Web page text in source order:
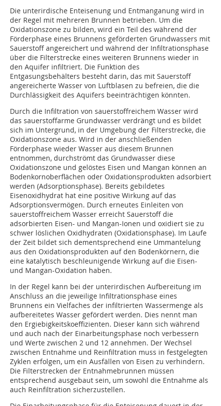
Die unterirdische Enteisenung und Entmanganung wird in
der Regel mit mehreren Brunnen betrieben. Um die
Oxidationszone zu bilden, wird ein Teil des während der
Förderphase eines Brunnens geförderten Grundwassers mit
Sauerstoff angereichert und während der Infiltrationsphase
über die Filterstrecke eines weiteren Brunnens wieder in
den Aquifer infiltriert. Die Funktion des
Entgasungsbehälters besteht darin, das mit Sauerstoff
angereicherte Wasser von Luftblasen zu befreien, die die
Durchlässigkeit des Aquifers beeinträchtigen könnten.
Durch die Infiltration von sauerstoffreichem Wasser wird
das sauerstoffarme Grundwasser verdrängt und es bildet
sich im Untergrund, in der Umgebung der Filterstrecke, die
Oxidationszone aus. Wird in der anschließenden
Förderphase wieder Wasser aus diesem Brunnen
entnommen, durchströmt das Grundwasser diese
Oxidationszone und gelöstes Eisen und Mangan können an
Bodenkornoberflächen oder Oxidationsprodukten adsorbiert
werden (Adsorptionsphase). Bereits gebildetes
Eisenoxidhydrat hat eine positive Wirkung auf das
Adsorptionsvermögen. Durch erneutes Einleiten von
sauerstoffreichem Wasser erreicht Sauerstoff die
adsorbierten Eisen- und Mangan-Ionen und oxidiert sie zu
schwer löslichen Oxidhydraten (Oxidationsphase). Im Laufe
der Zeit bildet sich dementsprechend eine Ummantelung
aus den Oxidationsprodukten auf den Bodenkörnern, die
eine katalytisch beschleunigende Wirkung auf die Eisen-
und Mangan-Oxidation haben.
In der Regel kann bei der unterirdischen Aufbereitung im
Anschluss an die jeweilige Infiltrationsphase eines
Brunnens ein Vielfaches der infiltrierten Wassermenge als
aufbereitetes Wasser gefördert werden. Dies nennt man
den Ergiebigkeitskoeffizienten. Dieser kann sich während
und auch nach der Einarbeitungsphase noch verbessern
und Werte zwischen 2 und 12 annehmen. Der Wechsel
zwischen Entnahme und Reinfiltration muss in festgelegten
Zyklen erfolgen, um ein Ausfällen von Eisen zu verhindern.
Die Filterstrecken der Entnahmebrunnen müssen
entsprechend ausgebaut sein, um sowohl die Entnahme als
auch Reinfiltration sicherzustellen.